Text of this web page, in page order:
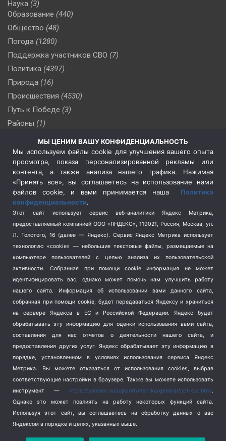
Наука (3)
Образование (440)
Общество (48)
Погода (1280)
Поддержка участников СВО (7)
Политика (4397)
Природа (16)
Происшествия (4530)
Путь к Победе (3)
Районы (1)
(510)
Сельское хозяйство (3)
Социальная политика
(3)
Спецоперация в Украине
Спецоперация на Украине
(404)
Спорт (740)
Терроризм (1)
Транспорт (262)
Туризм (178)
Школа и спорт (2)
Экология (8)
Экономика (1172)
МЫ ЦЕНИМ ВАШУ КОНФИДЕНЦИАЛЬНОСТЬ
Мы используем файлы cookie для улучшения вашего опыта
просмотра, показа персонализированной рекламы или
контента, а также анализа нашего трафика. Нажимая
«Принять все», вы соглашаетесь на использование нами
файлов cookie, и вами принимается наша Политика
конфиденциальности.
Этот сайт использует сервис веб-аналитики Яндекс Метрика,
предоставляемый компанией ООО «ЯНДЕКС», 119021, Россия, Москва, ул.
Л. Толстого, 16 (далее — Яндекс). Сервис Яндекс Метрика использует
технологию «cookie» — небольшие текстовые файлы, размещаемые на
компьютере пользователей с целью анализа их пользовательской
активности.
Собранная при помощи cookie информация не может
идентифицировать вас, однако может помочь нам улучшить работу
нашего сайта. Информация об использовании вами данного сайта,
собранная при помощи cookie, будет передаваться Яндексу и храниться
на сервере Яндекса в ЕС и Российской Федерации. Яндекс будет
обрабатывать эту информацию для оценки использования вами сайта,
составления для нас отчетов о деятельности нашего сайта, и
предоставления других услуг. Яндекс обрабатывает эту информацию в
порядке, установленном в условиях использования сервиса Яндекс
Метрика.
Вы можете отказаться от использования cookies, выбрав
соответствующие настройки в браузере. Также вы можете использовать
инструмент — https://yandex.ru/support/metrika/general/opt-out.html.
Однако это может повлиять на работу некоторых функций сайта.
Используя этот сайт, вы соглашаетесь на обработку данных о вас
Яндексом в порядке и целях, указанных выше.